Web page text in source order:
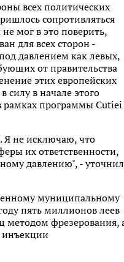
всех политических
сопротивляться
мог в это поверить,
для всех сторон -
давлением как левых,
от правительства
этих европейских
силу в начале этого
рамках программы Cutiei
Я не исключаю, что
их ответственности,
давлению", - уточнил
муниципальному
пять миллионов леев
методом фрезерования,